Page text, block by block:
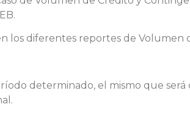
los diferentes reportes de Volumen
determinado, el mismo que